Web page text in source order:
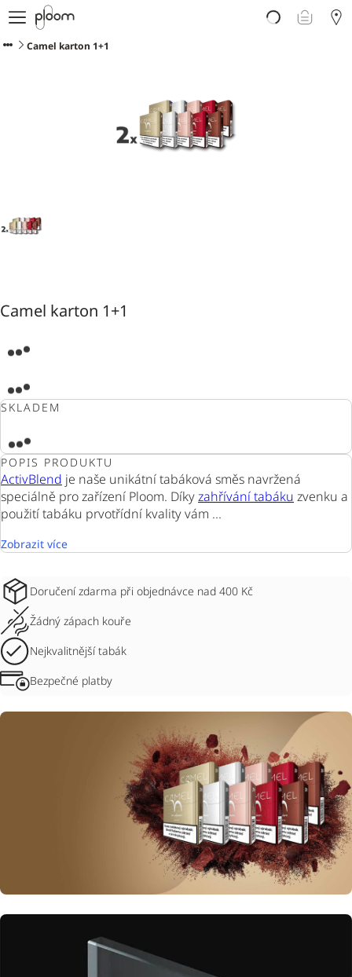
E-shop
Proč Ploom?
Camel karton 1+1
Camel karton 1+1
SKLADEM
POPIS PRODUKTU
ActivBlend je naše unikátní tabáková směs navržená
speciálně pro zařízení Ploom. Díkyzahřívání tabáku zvenku a
použití tabáku prvotřídní kvality vám ...
Zobrazit více
Doručení zdarma při objednávce nad 400 Kč
Žádný zápach kouře
Nejkvalitnější tabák
Bezpečné platby